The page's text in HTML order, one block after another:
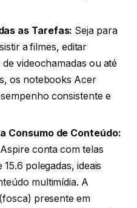
as Tarefas: Seja para
a filmes, editar
videochamadas ou até
os notebooks Acer
consistente e
Consumo de Conteúdo:
conta com telas
polegadas, ideais
multimídia. A
presente em